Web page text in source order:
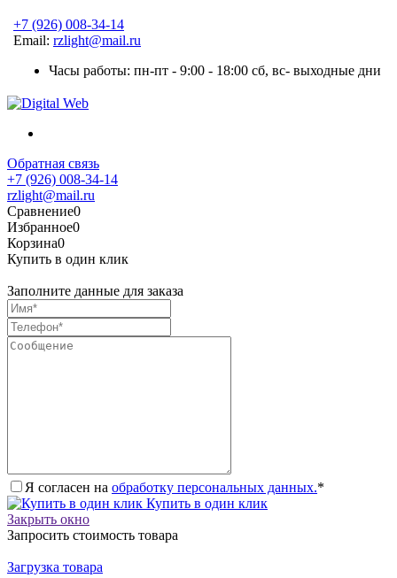
+7 (926) 008-34-14
Email: rzlight@mail.ru
Часы работы: пн-пт - 9:00 - 18:00 сб, вс- выходные дни
Обратная связь
+7 (926) 008-34-14
rzlight@mail.ru
Сравнение0
Избранное0
Корзина0
Купить в один клик
Заполните данные для заказа
Я согласен на обработку персональных данных.*
Купить в один клик
Закрыть окно
Запросить стоимость товара
Загрузка товара